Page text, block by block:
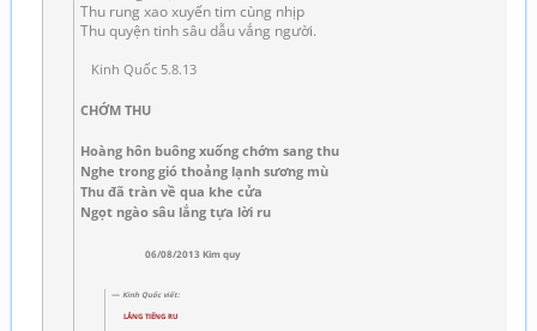
Thu rung xao xuyến tim cùng nhịp
Thu quyện tinh sâu dẫu vắng người.
Kinh Quốc 5.8.13
CHỚM THU
Hoàng hôn buông xuống chớm sang thu
Nghe trong gió thoảng lạnh sương mù
Thu đã tràn về qua khe cửa
Ngọt ngào sâu lắng tựa lời ru
06/08/2013 Kim quy
Kinh Quốc viết:
LẮNG TIẾNG RU